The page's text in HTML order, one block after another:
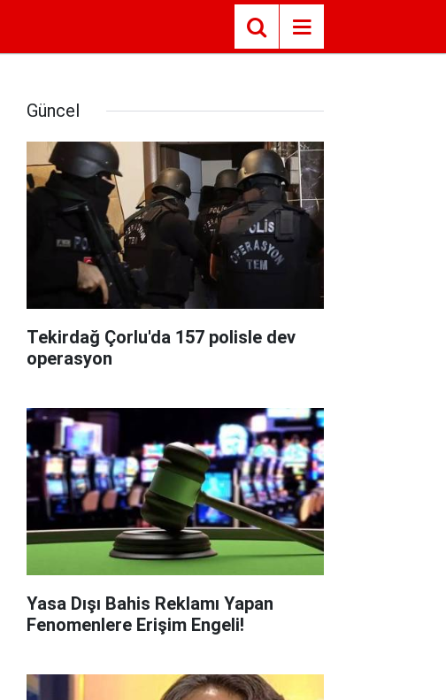
Güncel
Tekirdağ Çorlu'da 157 polisle dev
operasyon
Yasa Dışı Bahis Reklamı Yapan
Fenomenlere Erişim Engeli!